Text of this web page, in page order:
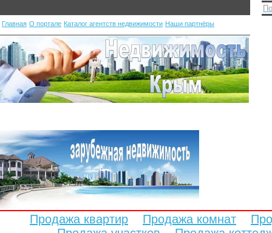
Главная О портале Каталог агентств недвижимости Наши партнёры
Продажа квартир Продажа комнат